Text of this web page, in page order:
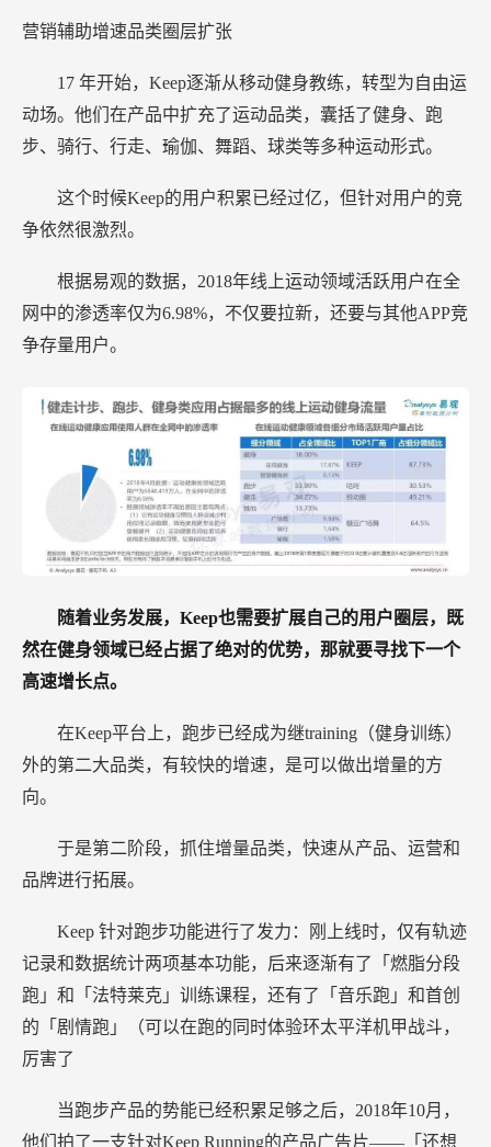
营销辅助增速品类圈层扩张
17 年开始，Keep逐渐从移动健身教练，转型为自由运
动场。他们在产品中扩充了运动品类，囊括了健身、跑
步、骑行、行走、瑜伽、舞蹈、球类等多种运动形式。
这个时候Keep的用户积累已经过亿，但针对用户的竞
争依然很激烈。
根据易观的数据，2018年线上运动领域活跃用户在全
网中的渗透率仅为6.98%，不仅要拉新，还要与其他APP竞
争存量用户。
随着业务发展，Keep也需要扩展自己的用户圈层，既
然在健身领域已经占据了绝对的优势，那就要寻找下一个
高速增长点。
在Keep平台上，跑步已经成为继training（健身训练）
外的第二大品类，有较快的增速，是可以做出增量的方
向。
于是第二阶段，抓住增量品类，快速从产品、运营和
品牌进行拓展。
Keep 针对跑步功能进行了发力：刚上线时，仅有轨迹
记录和数据统计两项基本功能，后来逐渐有了「燃脂分段
跑」和「法特莱克」训练课程，还有了「音乐跑」和首创
的「剧情跑」（可以在跑的同时体验环太平洋机甲战斗，
厉害了
当跑步产品的势能已经积累足够之后，2018年10月，
他们拍了一支针对Keep Running的产品广告片——「还想